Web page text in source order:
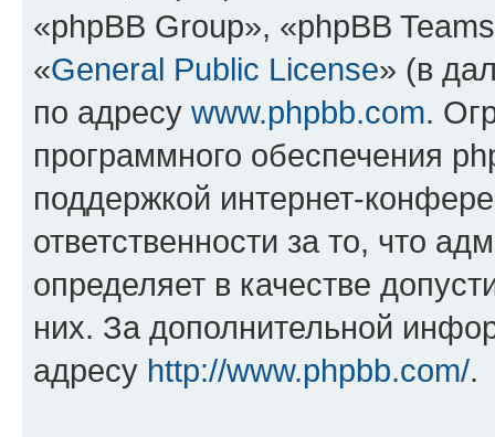
«phpBB Group», «phpBB
«General Public License» (в
по адресу www.phpbb.com.
программного обеспечения
поддержкой интернет-
ответственности за то, что
определяет в качестве
них. За дополнительной
адресу http://www.phpbb.com/.